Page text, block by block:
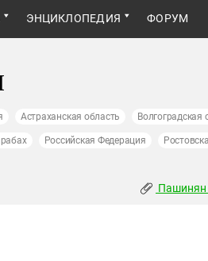
ЭНЦИКЛОПЕДИЯ ФОРУМ
Астраханская область Волгоградская
Российская Федерация
Пашинян